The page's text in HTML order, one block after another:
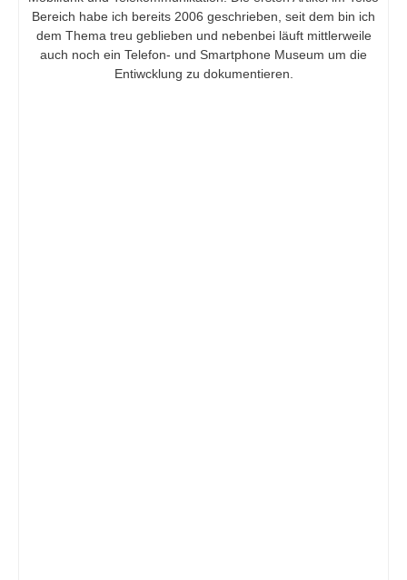
Bereich habe ich bereits 2006 geschrieben, seit dem bin ich
dem Thema treu geblieben und nebenbei läuft mittlerweile
auch noch ein Telefon- und Smartphone Museum um die
Entiwcklung zu dokumentieren.